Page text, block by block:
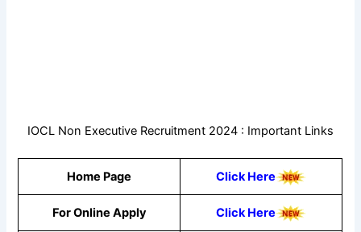
IOCL Non Executive Recruitment 2024 : Important Links
Home Page Click Here
For Online Apply Click Here